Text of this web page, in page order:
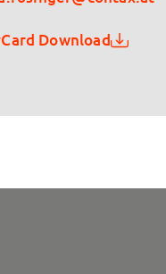
Download